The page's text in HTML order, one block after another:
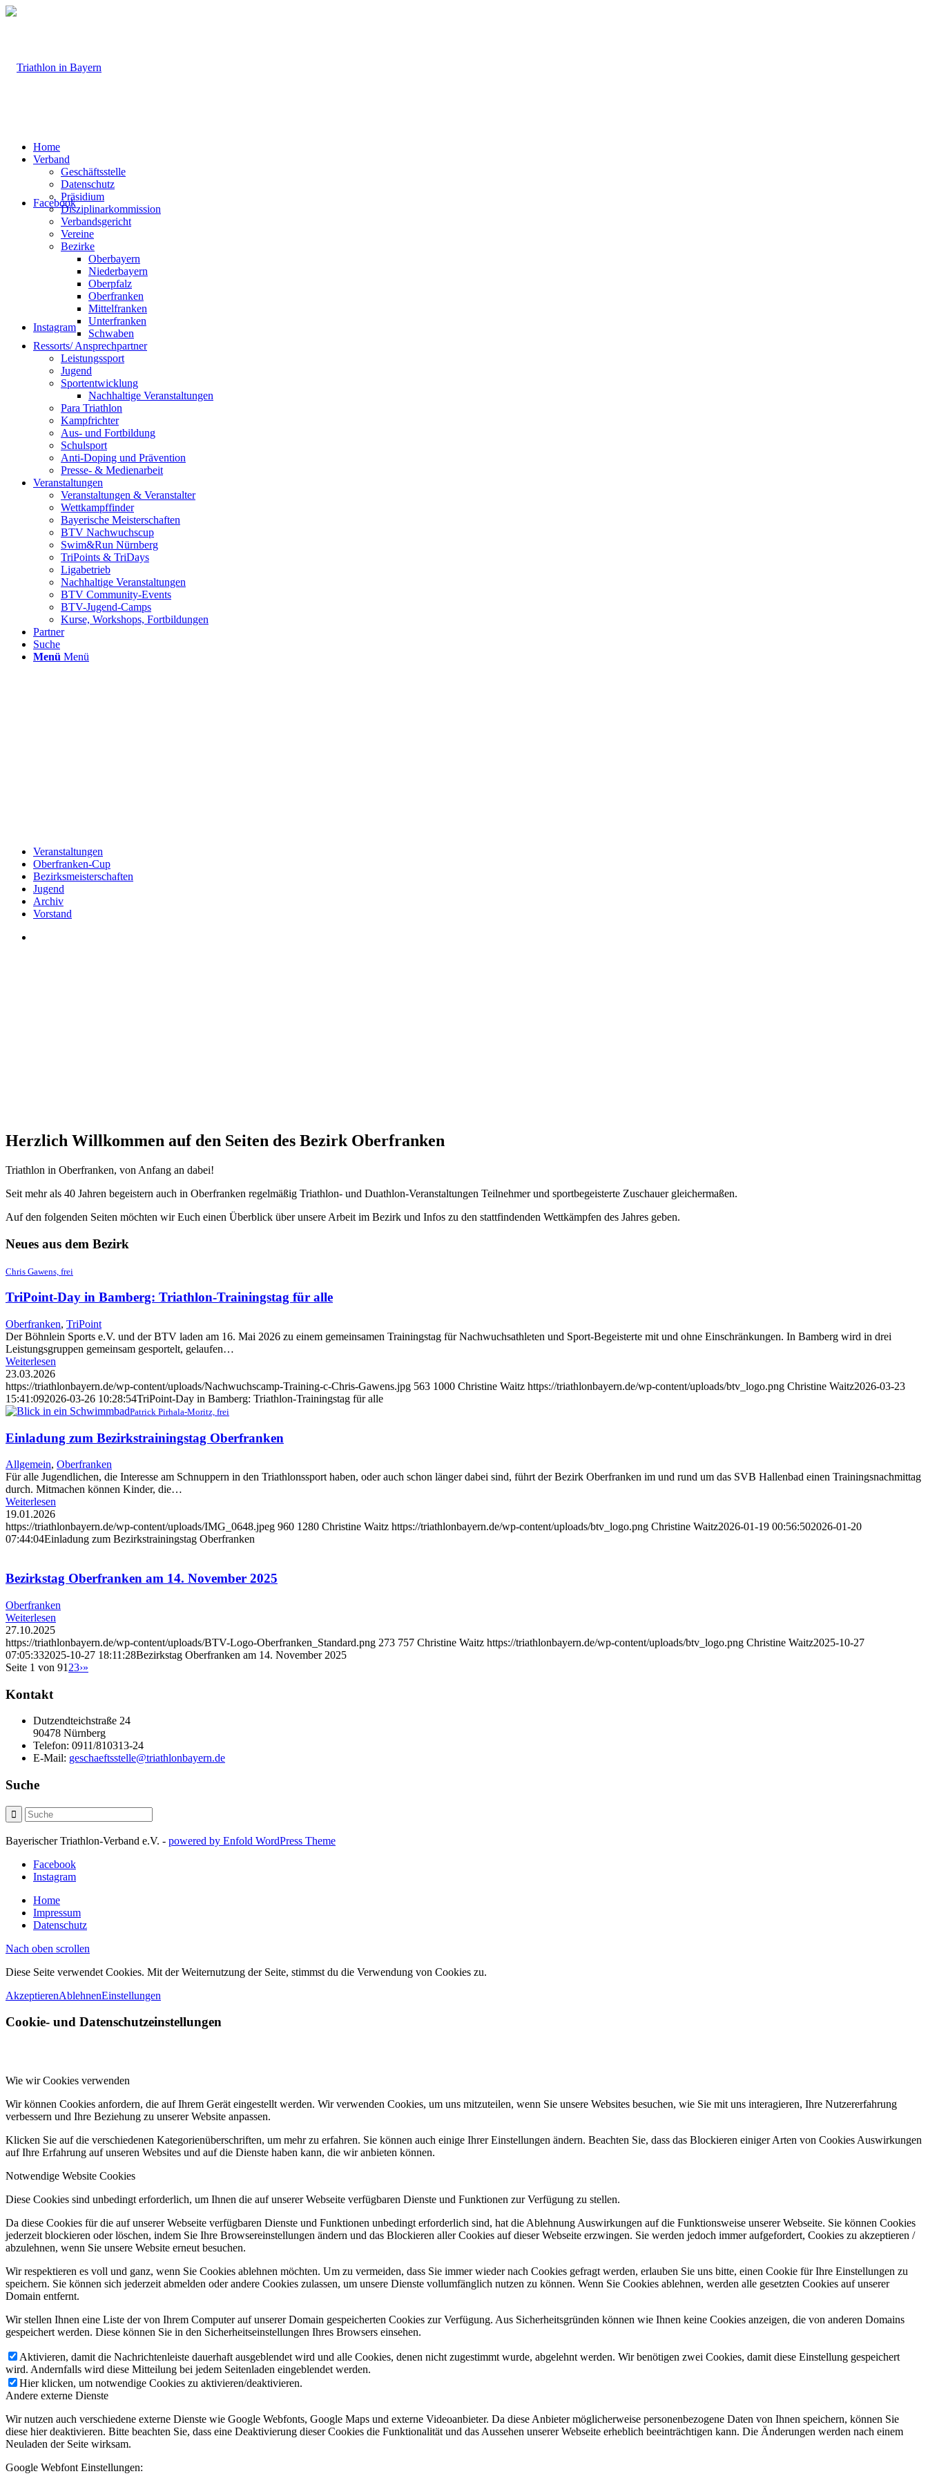
Facebook
Instagram
Home
Verband
Geschäftsstelle
Datenschutz
Präsidium
Disziplinarkommission
Verbandsgericht
Vereine
Bezirke
Oberbayern
Niederbayern
Oberpfalz
Oberfranken
Mittelfranken
Unterfranken
Schwaben
Ressorts/ Ansprechpartner
Leistungssport
Jugend
Sportentwicklung
Nachhaltige Veranstaltungen
Para Triathlon
Kampfrichter
Aus- und Fortbildung
Schulsport
Anti-Doping und Prävention
Presse- & Medienarbeit
Veranstaltungen
Veranstaltungen & Veranstalter
Wettkampffinder
Bayerische Meisterschaften
BTV Nachwuchscup
Swim&Run Nürnberg
TriPoints & TriDays
Ligabetrieb
Nachhaltige Veranstaltungen
BTV Community-Events
BTV-Jugend-Camps
Kurse, Workshops, Fortbildungen
Partner
Suche
Menü Menü
Veranstaltungen
Oberfranken-Cup
Bezirksmeisterschaften
Jugend
Archiv
Vorstand
Herzlich Willkommen auf den Seiten des Bezirk Oberfranken
Triathlon in Oberfranken, von Anfang an dabei!
Seit mehr als 40 Jahren begeistern auch in Oberfranken regelmäßig Triathlon- und Duathlon-Veranstaltungen Teilnehmer und sportbegeisterte Zuschauer gleichermaßen.
Auf den folgenden Seiten möchten wir Euch einen Überblick über unsere Arbeit im Bezirk und Infos zu den stattfindenden Wettkämpfen des Jahres geben.
Neues aus dem Bezirk
Chris Gawens, frei
TriPoint-Day in Bamberg: Triathlon-Trainingstag für alle
Oberfranken, TriPoint
Der Böhnlein Sports e.V. und der BTV laden am 16. Mai 2026 zu einem gemeinsamen Trainingstag für Nachwuchsathleten und Sport-Begeisterte mit und ohne Einschränkungen. In Bamberg wird in drei
Leistungsgruppen gemeinsam gesportelt, gelaufen…
Weiterlesen
23.03.2026
https://triathlonbayern.de/wp-content/uploads/Nachwuchscamp-Training-c-Chris-Gawens.jpg 563 1000 Christine Waitz https://triathlonbayern.de/wp-content/uploads/btv_logo.png Christine Waitz2026-03-23
15:41:092026-03-26 10:28:54TriPoint-Day in Bamberg: Triathlon-Trainingstag für alle
Patrick Pirhala-Moritz, frei
Einladung zum Bezirkstrainingstag Oberfranken
Allgemein, Oberfranken
Für alle Jugendlichen, die Interesse am Schnuppern in den Triathlonssport haben, oder auch schon länger dabei sind, führt der Bezirk Oberfranken im und rund um das SVB Hallenbad einen Trainingsnachmittag
durch. Mitmachen können Kinder, die…
Weiterlesen
19.01.2026
https://triathlonbayern.de/wp-content/uploads/IMG_0648.jpeg 960 1280 Christine Waitz https://triathlonbayern.de/wp-content/uploads/btv_logo.png Christine Waitz2026-01-19 00:56:502026-01-20
07:44:04Einladung zum Bezirkstrainingstag Oberfranken
Bezirkstag Oberfranken am 14. November 2025
Oberfranken
Weiterlesen
27.10.2025
https://triathlonbayern.de/wp-content/uploads/BTV-Logo-Oberfranken_Standard.png 273 757 Christine Waitz https://triathlonbayern.de/wp-content/uploads/btv_logo.png Christine Waitz2025-10-27
07:05:332025-10-27 18:11:28Bezirkstag Oberfranken am 14. November 2025
Seite 1 von 91 23›»
Kontakt
Dutzendteichstraße 24
90478 Nürnberg
Telefon: 0911/810313-24
E-Mail: geschaeftsstelle@triathlonbayern.de
Suche
Bayerischer Triathlon-Verband e.V. - powered by Enfold WordPress Theme
Facebook
Instagram
Home
Impressum
Datenschutz
Nach oben scrollen
Diese Seite verwendet Cookies. Mit der Weiternutzung der Seite, stimmst du die Verwendung von Cookies zu.
AkzeptierenAblehnenEinstellungen
Cookie- und Datenschutzeinstellungen
Wie wir Cookies verwenden
Wir können Cookies anfordern, die auf Ihrem Gerät eingestellt werden. Wir verwenden Cookies, um uns mitzuteilen, wenn Sie unsere Websites besuchen, wie Sie mit uns interagieren, Ihre Nutzererfahrung
verbessern und Ihre Beziehung zu unserer Website anpassen.
Klicken Sie auf die verschiedenen Kategorienüberschriften, um mehr zu erfahren. Sie können auch einige Ihrer Einstellungen ändern. Beachten Sie, dass das Blockieren einiger Arten von Cookies Auswirkungen
auf Ihre Erfahrung auf unseren Websites und auf die Dienste haben kann, die wir anbieten können.
Notwendige Website Cookies
Diese Cookies sind unbedingt erforderlich, um Ihnen die auf unserer Webseite verfügbaren Dienste und Funktionen zur Verfügung zu stellen.
Da diese Cookies für die auf unserer Webseite verfügbaren Dienste und Funktionen unbedingt erforderlich sind, hat die Ablehnung Auswirkungen auf die Funktionsweise unserer Webseite. Sie können Cookies
jederzeit blockieren oder löschen, indem Sie Ihre Browsereinstellungen ändern und das Blockieren aller Cookies auf dieser Webseite erzwingen. Sie werden jedoch immer aufgefordert, Cookies zu akzeptieren /
abzulehnen, wenn Sie unsere Website erneut besuchen.
Wir respektieren es voll und ganz, wenn Sie Cookies ablehnen möchten. Um zu vermeiden, dass Sie immer wieder nach Cookies gefragt werden, erlauben Sie uns bitte, einen Cookie für Ihre Einstellungen zu
speichern. Sie können sich jederzeit abmelden oder andere Cookies zulassen, um unsere Dienste vollumfänglich nutzen zu können. Wenn Sie Cookies ablehnen, werden alle gesetzten Cookies auf unserer
Domain entfernt.
Wir stellen Ihnen eine Liste der von Ihrem Computer auf unserer Domain gespeicherten Cookies zur Verfügung. Aus Sicherheitsgründen können wie Ihnen keine Cookies anzeigen, die von anderen Domains
gespeichert werden. Diese können Sie in den Sicherheitseinstellungen Ihres Browsers einsehen.
Aktivieren, damit die Nachrichtenleiste dauerhaft ausgeblendet wird und alle Cookies, denen nicht zugestimmt wurde, abgelehnt werden. Wir benötigen zwei Cookies, damit diese Einstellung gespeichert
wird. Andernfalls wird diese Mitteilung bei jedem Seitenladen eingeblendet werden.
Hier klicken, um notwendige Cookies zu aktivieren/deaktivieren.
Andere externe Dienste
Wir nutzen auch verschiedene externe Dienste wie Google Webfonts, Google Maps und externe Videoanbieter. Da diese Anbieter möglicherweise personenbezogene Daten von Ihnen speichern, können Sie
diese hier deaktivieren. Bitte beachten Sie, dass eine Deaktivierung dieser Cookies die Funktionalität und das Aussehen unserer Webseite erheblich beeinträchtigen kann. Die Änderungen werden nach einem
Neuladen der Seite wirksam.
Google Webfont Einstellungen: